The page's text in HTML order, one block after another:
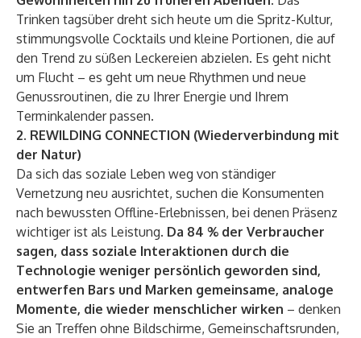
Trinken tagsüber dreht sich heute um die Spritz-Kultur,
stimmungsvolle Cocktails und kleine Portionen, die auf
den Trend zu süßen Leckereien abzielen. Es geht nicht
um Flucht – es geht um neue Rhythmen und neue
Genussroutinen, die zu Ihrer Energie und Ihrem
Terminkalender passen.
2. REWILDING CONNECTION (Wiederverbindung mit
der Natur)
Da sich das soziale Leben weg von ständiger
Vernetzung neu ausrichtet, suchen die Konsumenten
nach bewussten Offline-Erlebnissen, bei denen Präsenz
wichtiger ist als Leistung. Da 84 % der Verbraucher
sagen, dass soziale Interaktionen durch die
Technologie weniger persönlich geworden sind,
entwerfen Bars und Marken gemeinsame, analoge
Momente, die wieder menschlicher wirken – denken
Sie an Treffen ohne Bildschirme, Gemeinschaftsrunden,